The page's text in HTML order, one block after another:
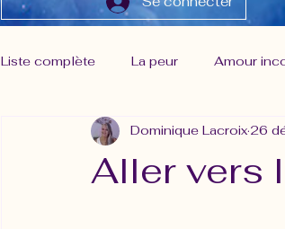
Liste complète La peur Amour
Gestion des émotions Lâcher
Aller vers
Dominique Lacroix 26